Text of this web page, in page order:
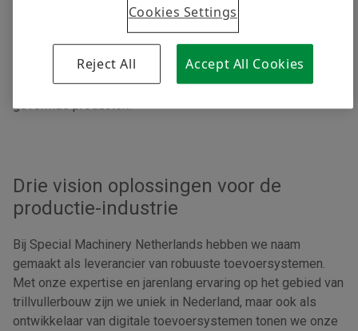
nauwelijks beperkingen. Wat de producteigenschappen of -
afmetingen ook zijn, een vision systeem is in staat om
producten snel te scannen en hun positie te bepalen, en dit
maakt ze ideaal voor een breed scala aan toepassingen,
van kleine delicate items tot grotere, onregelmatig
gevormde producten.
Drie vision oplossingen voor de
productie-industrie
Bij Special Machinery Netherlands hebben we naam
gemaakt als leverancier van robuuste toevoersystemen.
Met onze expertise en jarenlang ervaring op het gebied van
trillvullerbouw zijn we uniek in Nederland, maar ook als
ontwikkelaar van digitale toevoersystemen tonen we onze
Cookies Settings
Reject All Accept All Cookies